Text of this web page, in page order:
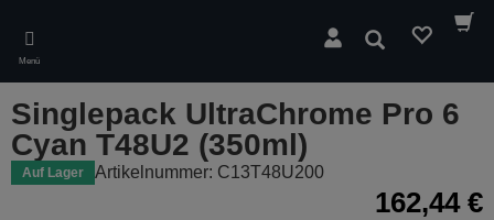
main
content
Menü
Suchen
Singlepack UltraChrome Pro 6
Cyan T48U2 (350ml)
Auf Lager Artikelnummer: C13T48U200
162,44 €